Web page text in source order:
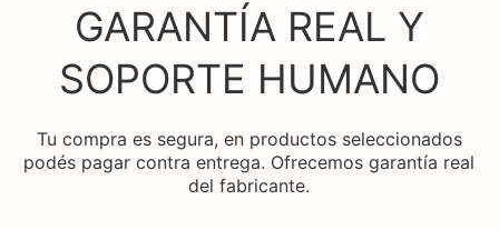
GARANTÍA REAL Y
SOPORTE HUMANO
Tu compra es segura, en productos seleccionados
podés pagar contra entrega. Ofrecemos garantía real
del fabricante.